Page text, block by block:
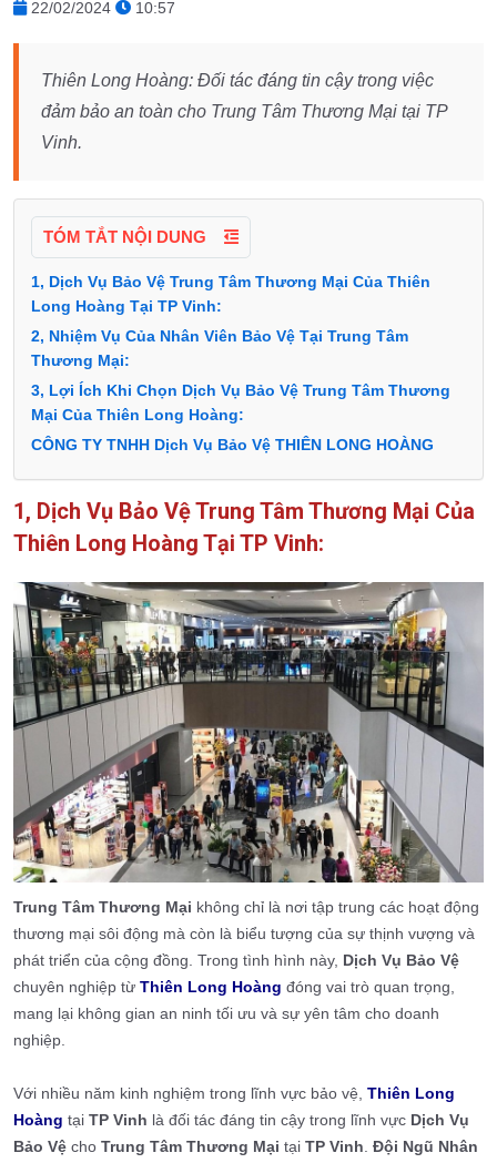
22/02/2024 10:57
Thiên Long Hoàng: Đối tác đáng tin cậy trong việc
đảm bảo an toàn cho Trung Tâm Thương Mại tại TP
Vinh.
TÓM TẮT NỘI DUNG
1, Dịch Vụ Bảo Vệ Trung Tâm Thương Mại Của Thiên
Long Hoàng Tại TP Vinh:
2, Nhiệm Vụ Của Nhân Viên Bảo Vệ Tại Trung Tâm
Thương Mại:
3, Lợi Ích Khi Chọn Dịch Vụ Bảo Vệ Trung Tâm Thương
Mại Của Thiên Long Hoàng:
CÔNG TY TNHH Dịch Vụ Bảo Vệ THIÊN LONG HOÀNG
1, Dịch Vụ Bảo Vệ Trung Tâm Thương Mại Của
Thiên Long Hoàng Tại TP Vinh:
Trung Tâm Thương Mại không chỉ là nơi tập trung các hoạt động
thương mại sôi động mà còn là biểu tượng của sự thịnh vượng và
phát triển của cộng đồng. Trong tình hình này, Dịch Vụ Bảo Vệ
chuyên nghiệp từ Thiên Long Hoàng đóng vai trò quan trọng,
mang lại không gian an ninh tối ưu và sự yên tâm cho doanh
nghiệp.
Với nhiều năm kinh nghiệm trong lĩnh vực bảo vệ, Thiên Long
Hoàng tại TP Vinh là đối tác đáng tin cậy trong lĩnh vực Dịch Vụ
Bảo Vệ cho Trung Tâm Thương Mại tại TP Vinh. Đội Ngũ Nhân